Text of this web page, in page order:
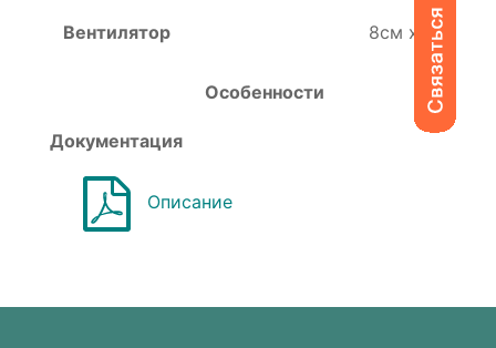
Вентилятор 8см х 1
Особенности
Документация
Описание